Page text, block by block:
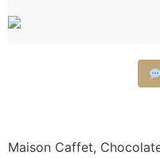
Maison Caffet,